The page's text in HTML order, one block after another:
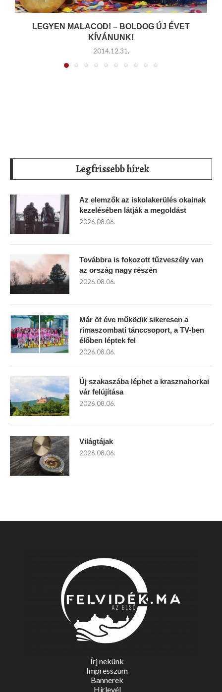
LEGYEN MALACOD! – BOLDOG ÚJ ÉVET
KÍVÁNUNK!
2014.12.31.
Legfrissebb hírek
Az elemzők az iskolakerülés okainak
kezelésében látják a megoldást
2026.08.06.
Továbbra is fokozott tűzveszély van
az ország nagy részén
2026.08.06.
Már öt éve működik sikeresen a
rimaszombati tánccsoport, a TV-ben
élőben léptek fel
2026.08.06.
Új szakaszába léphet a krasznahorkai
vár felújítása
2026.08.06.
Világtájak
2026.08.06.
Írj nekünk
Impresszum
Bannerek
Hírlevél